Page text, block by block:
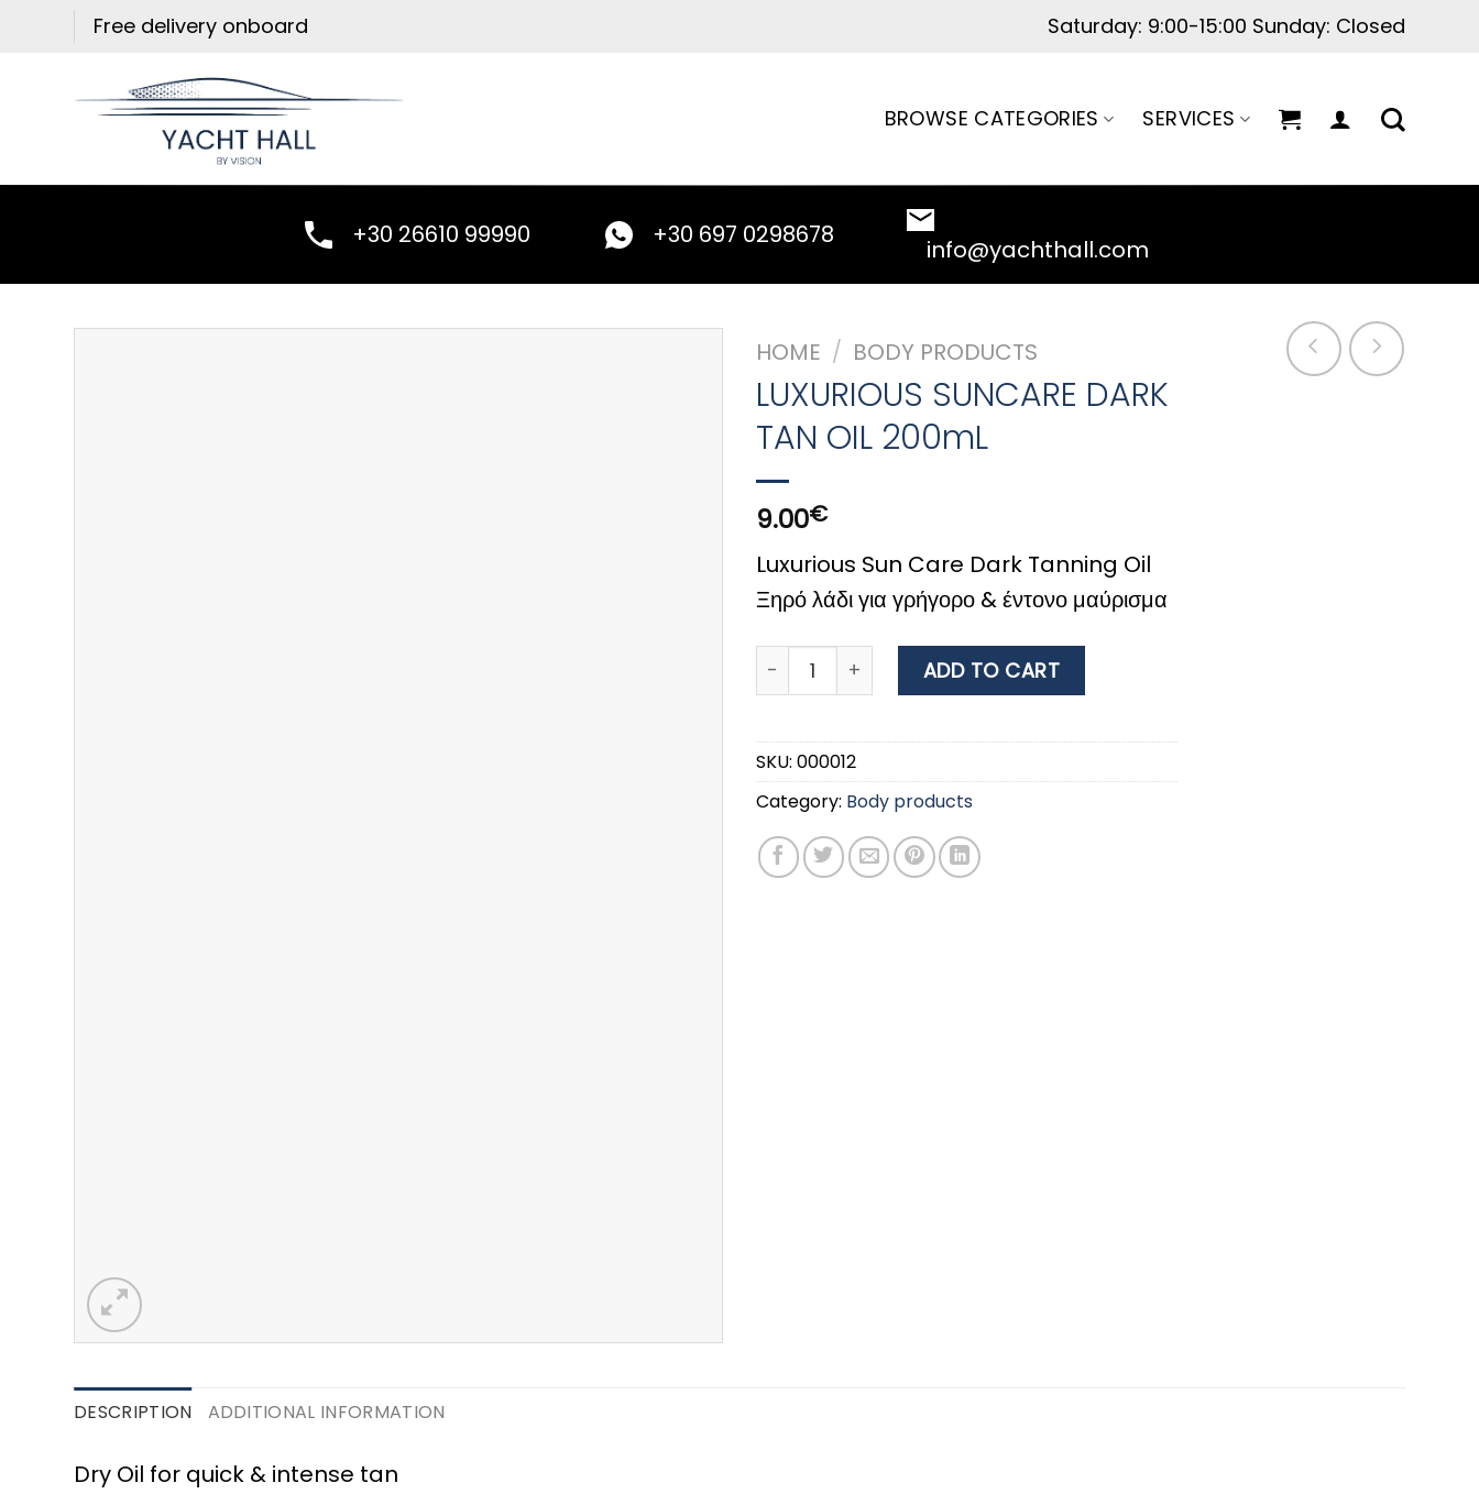
Free delivery onboard
BROWSE CATEGORIES SERVICES
+30 26610 99990 +30 697 0298678 info@yachthall.com
HOME / BODY PRODUCTS
LUXURIOUS SUNCARE DARK
TAN OIL 200mL
9.00€
Luxurious Sun Care Dark Tanning Oil
Ξηρό λάδι για γρήγορο & έντονο μαύρισμα
LUXURIOUS SUNCARE DARK TAN OIL 200mL quantity
ADD TO CART
SKU: 000012
Category: Body products
DESCRIPTION ADDITIONAL INFORMATION
Dry Oil for quick & intense tan